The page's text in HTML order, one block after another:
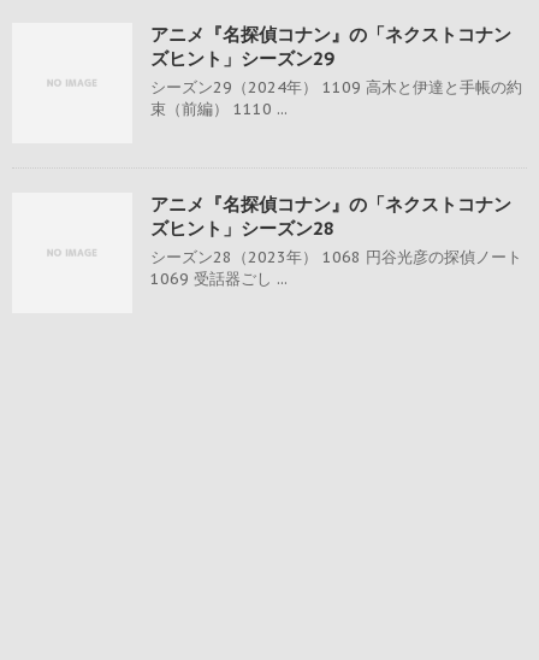
アニメ『名探偵コナン』の「ネクストコナン
ズヒント」シーズン29
シーズン29（2024年） 1109 高木と伊達と手帳の約
束（前編） 1110 ...
アニメ『名探偵コナン』の「ネクストコナン
ズヒント」シーズン28
シーズン28（2023年） 1068 円谷光彦の探偵ノート
1069 受話器ごし ...